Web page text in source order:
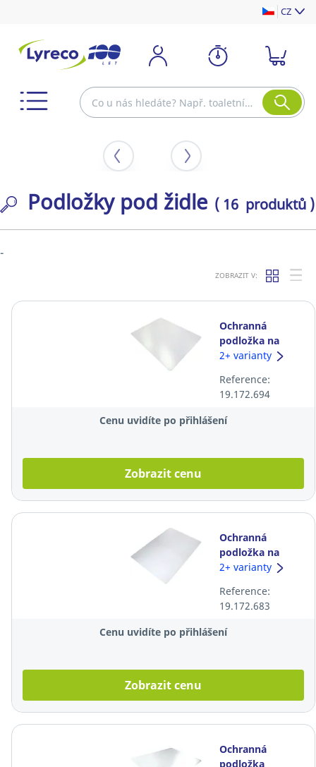
CZ
Podložky pod židle ( 16 produktů )
-
ZOBRAZIT V:
Ochranná
podložka na
tvrdou podlahu
× 120 cm
2+ varianty
Reference:
19.172.694
Cenu uvidíte po přihlášení
Zobrazit cenu
Ochranná
podložka na
koberec Floortex
cm
2+ varianty
Reference:
19.172.683
Cenu uvidíte po přihlášení
Zobrazit cenu
Ochranná
podložka